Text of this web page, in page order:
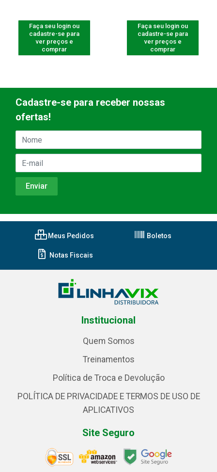
Faça seu login ou
cadastre-se para
ver preços e
comprar
Faça seu login ou
cadastre-se para
ver preços e
comprar
Cadastre-se para receber nossas
ofertas!
Meus Pedidos Boletos
Notas Fiscais
Institucional
Quem Somos
Treinamentos
Política de Troca e Devolução
POLÍTICA DE PRIVACIDADE E TERMOS DE USO DE
APLICATIVOS
Site Seguro